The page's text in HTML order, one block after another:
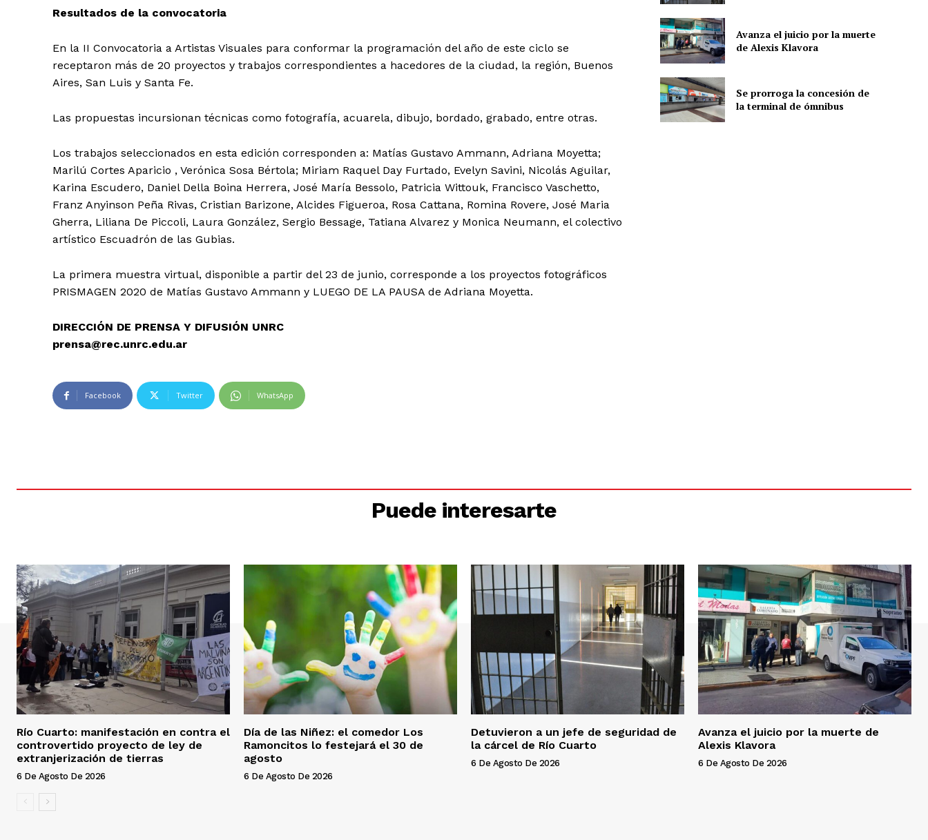
Resultados de la convocatoria
En la II Convocatoria a Artistas Visuales para conformar la programación del año de este ciclo se
receptaron más de 20 proyectos y trabajos correspondientes a hacedores de la ciudad, la región, Buenos
Aires, San Luis y Santa Fe.
Las propuestas incursionan técnicas como fotografía, acuarela, dibujo, bordado, grabado, entre otras.
Los trabajos seleccionados en esta edición corresponden a: Matías Gustavo Ammann, Adriana Moyetta;
Marilú Cortes Aparicio , Verónica Sosa Bértola; Miriam Raquel Day Furtado, Evelyn Savini, Nicolás Aguilar,
Karina Escudero, Daniel Della Boina Herrera, José María Bessolo, Patricia Wittouk, Francisco Vaschetto,
Franz Anyinson Peña Rivas, Cristian Barizone, Alcides Figueroa, Rosa Cattana, Romina Rovere, José Maria
Gherra, Liliana De Piccoli, Laura González, Sergio Bessage, Tatiana Alvarez y Monica Neumann, el colectivo
artístico Escuadrón de las Gubias.
La primera muestra virtual, disponible a partir del 23 de junio, corresponde a los proyectos fotográficos
PRISMAGEN 2020 de Matías Gustavo Ammann y LUEGO DE LA PAUSA de Adriana Moyetta.
DIRECCIÓN DE PRENSA Y DIFUSIÓN UNRC
prensa@rec.unrc.edu.ar
Facebook Twitter WhatsApp
Avanza el juicio por la muerte
de Alexis Klavora
Se prorroga la concesión de
la terminal de ómnibus
Puede interesarte
Río Cuarto: manifestación en contra el
controvertido proyecto de ley de
extranjerización de tierras
6 De Agosto De 2026
Día de las Niñez: el comedor Los
Ramoncitos lo festejará el 30 de
agosto
6 De Agosto De 2026
Detuvieron a un jefe de seguridad de
la cárcel de Río Cuarto
6 De Agosto De 2026
Avanza el juicio por la muerte de
Alexis Klavora
6 De Agosto De 2026